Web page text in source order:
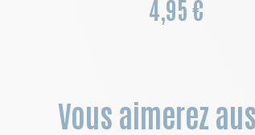
4,95 €
Vous aimerez